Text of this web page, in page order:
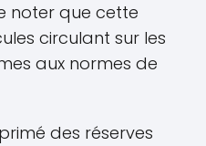
noter que cette
circulant sur les
aux normes de
des réserves